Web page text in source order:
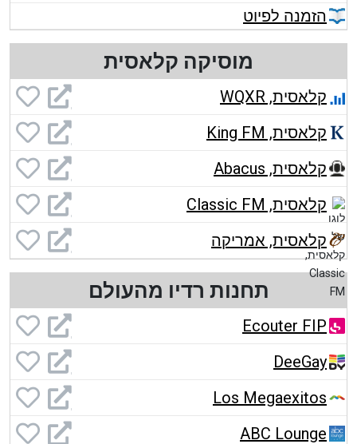
הזמנה לפיוט
מוסיקה קלאסית
קלאסית, WQXR
קלאסית, King FM
קלאסית, Abacus
קלאסית, Classic FM
קלאסית, אמריקה
תחנות רדיו מהעולם
Ecouter FIP
DeeGay
Los Megaexitos
ABC Lounge